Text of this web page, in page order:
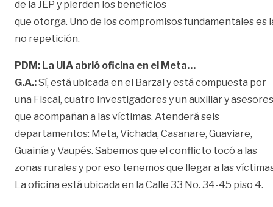
de la JEP y pierden los beneficios
que otorga. Uno de los compromisos fundamentales es
no repetición.
PDM: La UIA abrió oficina en el Meta…
G.A.:Sí, está ubicada en el Barzal y está compuesta por
una Fiscal, cuatro investigadores y un auxiliar y asesores
que acompañan a las víctimas. Atenderá seis
departamentos: Meta, Vichada, Casanare, Guaviare,
Guainía y Vaupés. Sabemos que el conflicto tocó a las
zonas rurales y por eso tenemos que llegar a las
La oficina está ubicada en la Calle 33 No. 34-45 piso 4.